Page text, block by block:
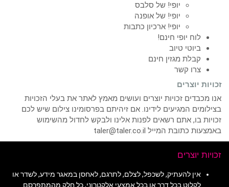
יופי! של סלבס
יופי! של אופנה
יופי! ארכיון כתבות
לוח יופי חינם!
ביוטי טיוב
קבלת מגזין חינם
צרו קשר
זכויות יוצרים
אנו מכבדים זכויות יוצרים ועושים מאמץ לאתר את בעלי הזכויות
בצילומים המגיעים לידינו. אם זיהיתם בפרסומינו צילום שיש לכם
זכויות בו, אתם רשאים לפנות אלינו ולבקש לחדול מהשימוש
באמצעות כתובת המייל taler@taler.co.il
זכויות יוצרים
אין להעתיק, לשכפל, לצלם, לתרגם, לאחסן במאגר מידע, לשדר או
לקלוט בכל דרך או בכל אמצעי אלקטרוני, כל חלק מהמתפרסם